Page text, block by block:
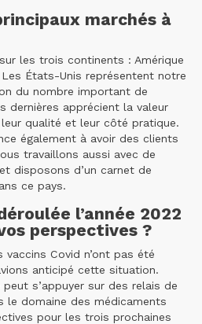
marchés à
les trois continents : Amérique
États-Unis représentent notre
du nombre important de
dernières apprécient la valeur
qualité et leur côté pratique.
également à avoir des clients
travaillons aussi avec de
disposons d’un carnet de
ce pays.
l’année 2022
perspectives ?
Covid n’ont pas été
anticipé cette situation.
s’appuyer sur des relais de
le domaine des médicaments
pour les trois prochaines